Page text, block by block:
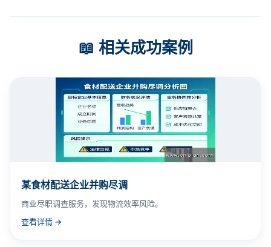
📖 相关成功案例
某食材配送企业并购尽调
商业尽职调查服务，发现物流效率风险。
查看详情 →